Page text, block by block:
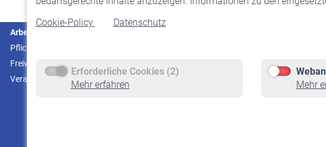
Cookie-Policy
Datenschutz
Erforderliche Cookies (2)
Mehr erfahren
Mehr
Arbeitgeber
Pflichtversicherung
Freiwillige Versicherung
Veranstaltungen
Staatliche Förderung
Rente beantragen